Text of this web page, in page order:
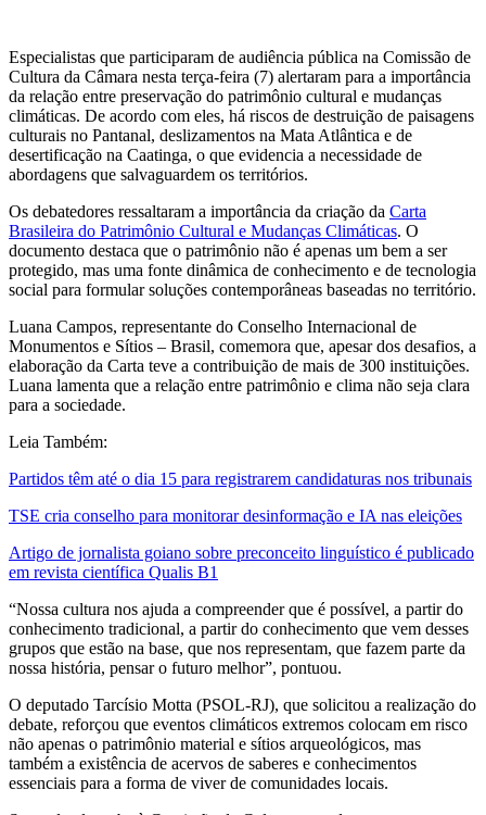
Especialistas que participaram de audiência pública na Comissão de
Cultura da Câmara nesta terça-feira (7) alertaram para a importância
da relação entre preservação do patrimônio cultural e mudanças
climáticas. De acordo com eles, há riscos de destruição de paisagens
culturais no Pantanal, deslizamentos na Mata Atlântica e de
desertificação na Caatinga, o que evidencia a necessidade de
abordagens que salvaguardem os territórios.
Os debatedores ressaltaram a importância da criação da Carta
Brasileira do Patrimônio Cultural e Mudanças Climáticas. O
documento destaca que o patrimônio não é apenas um bem a ser
protegido, mas uma fonte dinâmica de conhecimento e de tecnologia
social para formular soluções contemporâneas baseadas no território.
Luana Campos, representante do Conselho Internacional de
Monumentos e Sítios – Brasil, comemora que, apesar dos desafios, a
elaboração da Carta teve a contribuição de mais de 300 instituições.
Luana lamenta que a relação entre patrimônio e clima não seja clara
para a sociedade.
Leia Também:
Partidos têm até o dia 15 para registrarem candidaturas nos tribunais
TSE cria conselho para monitorar desinformação e IA nas eleições
Artigo de jornalista goiano sobre preconceito linguístico é publicado
em revista científica Qualis B1
“Nossa cultura nos ajuda a compreender que é possível, a partir do
conhecimento tradicional, a partir do conhecimento que vem desses
grupos que estão na base, que nos representam, que fazem parte da
nossa história, pensar o futuro melhor”, pontuou.
O deputado Tarcísio Motta (PSOL-RJ), que solicitou a realização do
debate, reforçou que eventos climáticos extremos colocam em risco
não apenas o patrimônio material e sítios arqueológicos, mas
também a existência de acervos de saberes e conhecimentos
essenciais para a forma de viver de comunidades locais.